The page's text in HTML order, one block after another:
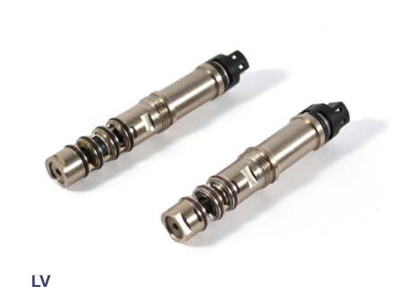
LV